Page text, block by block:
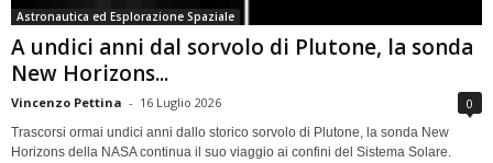
Astronautica ed Esplorazione Spaziale
A undici anni dal sorvolo di Plutone, la sonda
New Horizons...
Vincenzo Pettina - 16 Luglio 2026 0
Trascorsi ormai undici anni dallo storico sorvolo di Plutone, la sonda New
Horizons della NASA continua il suo viaggio ai confini del Sistema Solare.